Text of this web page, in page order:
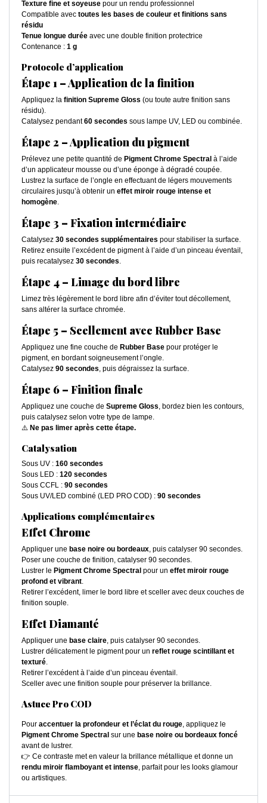
Texture fine et soyeuse pour un rendu professionnel
Compatible avec toutes les bases de couleur et finitions sans
résidu
Tenue longue durée avec une double finition protectrice
Contenance : 1 g
Protocole d’application
Étape 1 – Application de la finition
Appliquez la finition Supreme Gloss (ou toute autre finition sans
résidu).
Catalysez pendant60 secondes sous lampe UV, LED ou combinée.
Étape 2 – Application du pigment
Prélevez une petite quantité de Pigment Chrome Spectral à l’aide
d’un applicateur mousse ou d’une éponge à dégradé coupée.
Lustrez la surface de l’ongle en effectuant de légers mouvements
circulaires jusqu’à obtenir un effet miroir rouge intense et
homogène.
Étape 3 – Fixation intermédiaire
Catalysez 30 secondes supplémentaires pour stabiliser la surface.
Retirez ensuite l’excédent de pigment à l’aide d’un pinceau éventail,
puis recatalysez 30 secondes.
Étape 4 – Limage du bord libre
Limez très légèrement le bord libre afin d’éviter tout décollement,
sans altérer la surface chromée.
Étape 5 – Scellement avec Rubber Base
Appliquez une fine couche de Rubber Base pour protéger le
pigment, en bordant soigneusement l’ongle.
Catalysez 90 secondes, puis dégraissez la surface.
Étape 6 – Finition finale
Appliquez une couche de Supreme Gloss, bordez bien les contours,
puis catalysez selon votre type de lampe.
⚠️ Ne pas limer après cette étape.
Catalysation
Sous UV : 160 secondes
Sous LED : 120 secondes
Sous CCFL : 90 secondes
Sous UV/LED combiné (LED PRO COD) : 90 secondes
Applications complémentaires
Effet Chrome
Appliquer une base noire ou bordeaux, puis catalyser 90 secondes.
Poser une couche de finition, catalyser 90 secondes.
Lustrer le Pigment Chrome Spectral pour un effet miroir rouge
profond et vibrant.
Retirer l’excédent, limer le bord libre et sceller avec deux couches de
finition souple.
Effet Diamanté
Appliquer une base claire, puis catalyser 90 secondes.
Lustrer délicatement le pigment pour un reflet rouge scintillant et
texturé.
Retirer l’excédent à l’aide d’un pinceau éventail.
Sceller avec une finition souple pour préserver la brillance.
Astuce Pro COD
Pour accentuer la profondeur et l’éclat du rouge, appliquez le
Pigment Chrome Spectral sur une base noire ou bordeaux foncé
avant de lustrer.
👉 Ce contraste met en valeur la brillance métallique et donne un
rendu miroir flamboyant et intense, parfait pour les looks glamour
ou artistiques.